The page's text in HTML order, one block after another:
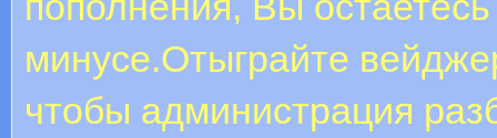
минусе.Отыграйте
чтобы администрация